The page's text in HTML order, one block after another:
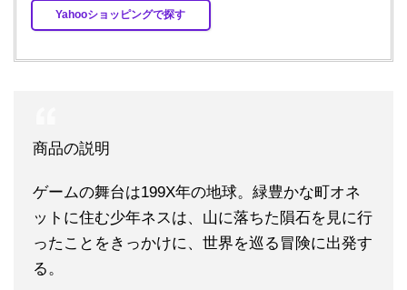
Yahooショッピングで探す
商品の説明
ゲームの舞台は199X年の地球。緑豊かな町オネ
ットに住む少年ネスは、山に落ちた隕石を見に行
ったことをきっかけに、世界を巡る冒険に出発す
る。